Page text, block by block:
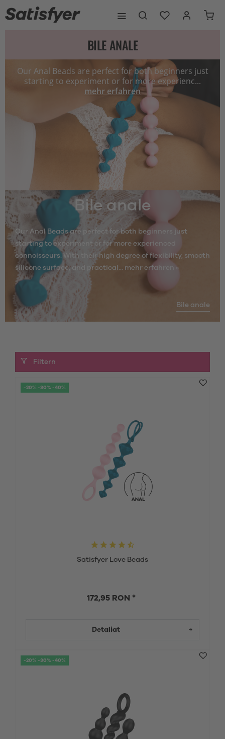
BILE ANALE
Our Anal Beads are perfect for both beginners just
starting to experiment or for more experienc...
mehr erfahren
Bile anale
Our Anal Beads are perfect for both beginners just
starting to experiment or for more experienced
connoisseurs. With their high degree of flexibility, smooth
silicone surface, and practical... mehr erfahren »
Bile anale
Filtern
-20% -30% -40%
Satisfyer Love Beads
172,95 RON *
Detaliat
-20% -30% -40%